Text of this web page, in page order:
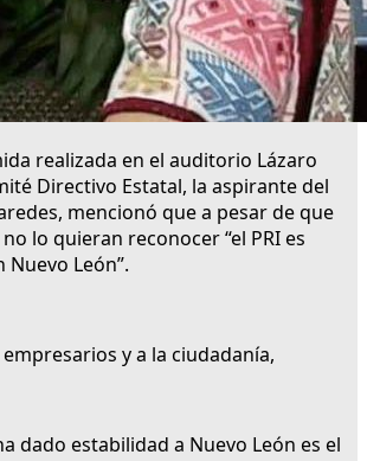
realizada en el auditorio Lázaro
Directivo Estatal, la aspirante del
mencionó que a pesar de que
lo quieran reconocer “el PRI es
León”.
y a la ciudadanía,
dado estabilidad a Nuevo León es el